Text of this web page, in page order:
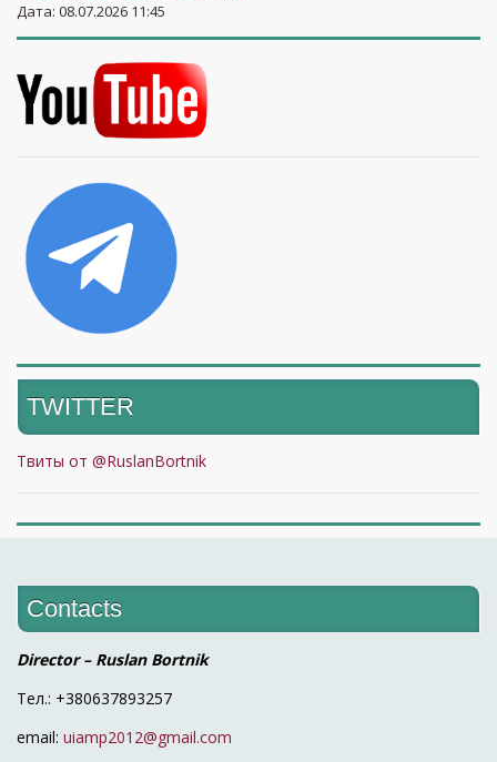
Дата: 08.07.2026 11:45
TWITTER
Твиты от @RuslanBortnik
Contacts
Director – Ruslan Bortnik
Тел.: +380637893257
email: uiamp2012@gmail.com